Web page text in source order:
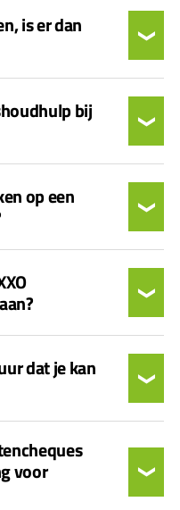
is er dan
bij
op een
dat je kan
voor